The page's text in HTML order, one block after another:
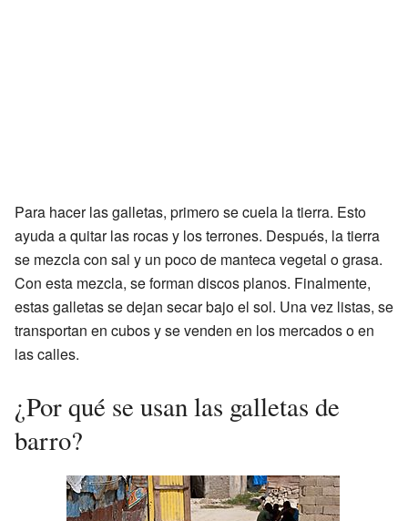
Para hacer las galletas, primero se cuela la tierra. Esto
ayuda a quitar las rocas y los terrones. Después, la tierra
se mezcla con sal y un poco de manteca vegetal o grasa.
Con esta mezcla, se forman discos planos. Finalmente,
estas galletas se dejan secar bajo el sol. Una vez listas, se
transportan en cubos y se venden en los mercados o en
las calles.
¿Por qué se usan las galletas de
barro?